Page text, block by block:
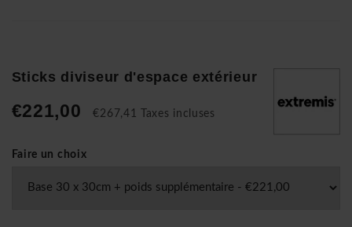
Sticks diviseur d'espace extérieur
€221,00 €267,41 Taxes incluses
Faire un choix